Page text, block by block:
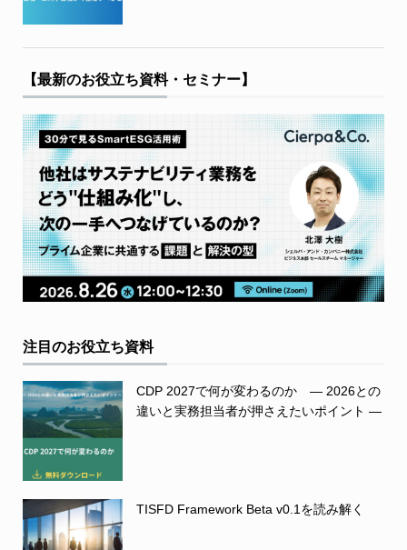
【最新のお役立ち資料・セミナー】
注目のお役立ち資料
CDP 2027で何が変わるのか ― 2026との
違いと実務担当者が押さえたいポイント ―
TISFD Framework Beta v0.1を読み解く